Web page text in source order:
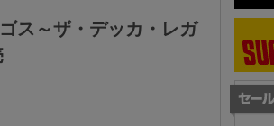
ス～ザ・デッカ・レガ